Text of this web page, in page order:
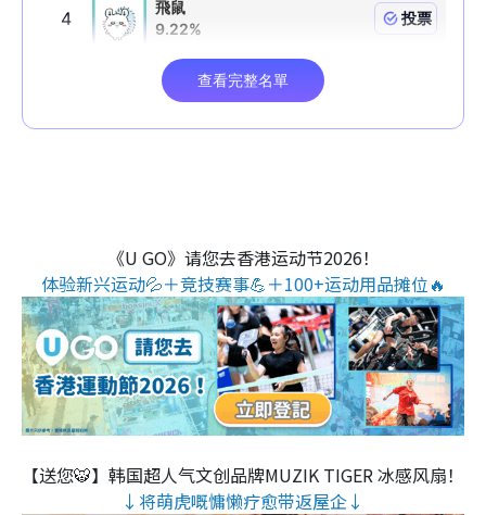
《U GO》请您去香港运动节2026！
体验新兴运动💦＋竞技赛事💪＋100+运动用品摊位🔥
【送您🐯】韩国超人气文创品牌MUZIK TIGER 冰感风扇！
↓将萌虎嘅慵懒疗愈带返屋企↓